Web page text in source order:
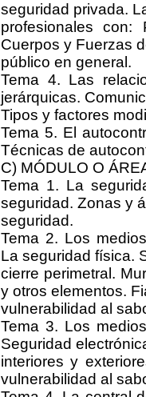
seguridad privada.
profesionales con:
Cuerpos y Fuerzas
público en general.
Tema 4. Las
jerárquicas.
Tipos y factores
Tema 5. El
Técnicas de
C) MÓDULO O
Tema 1. La
seguridad. Zonas y
seguridad.
Tema 2. Los
La seguridad física.
cierre perimetral.
y otros elementos.
vulnerabilidad al
Tema 3. Los
Seguridad
interiores y
vulnerabilidad al